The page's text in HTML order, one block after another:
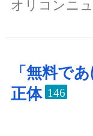
オリコンニ
「無料で
正体 146